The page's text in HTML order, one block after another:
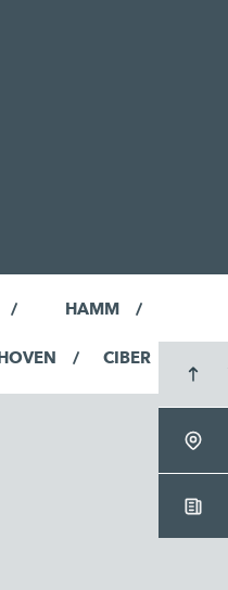
HAMM
CIBER